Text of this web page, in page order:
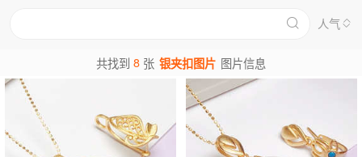
人气
共找到8 张 银夹扣图片 图片信息